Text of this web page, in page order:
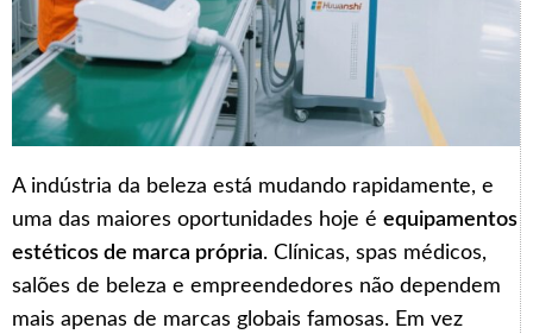
A indústria da beleza está mudando rapidamente, e
uma das maiores oportunidades hoje é equipamentos
estéticos de marca própria. Clínicas, spas médicos,
salões de beleza e empreendedores não dependem
mais apenas de marcas globais famosas. Em vez